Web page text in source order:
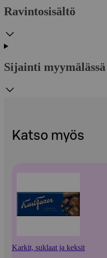
Ravintosisältö
Sijainti myymälässä
Katso myös
Karkit, suklaat ja keksit